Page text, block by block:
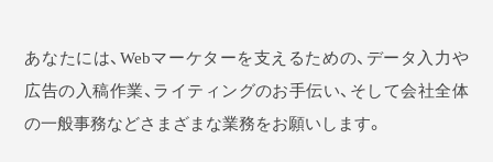
あなたには、Webマーケターを支えるための、データ入力や
広告の入稿作業、ライティングのお手伝い、そして会社全体
の一般事務などさまざまな業務をお願いします。